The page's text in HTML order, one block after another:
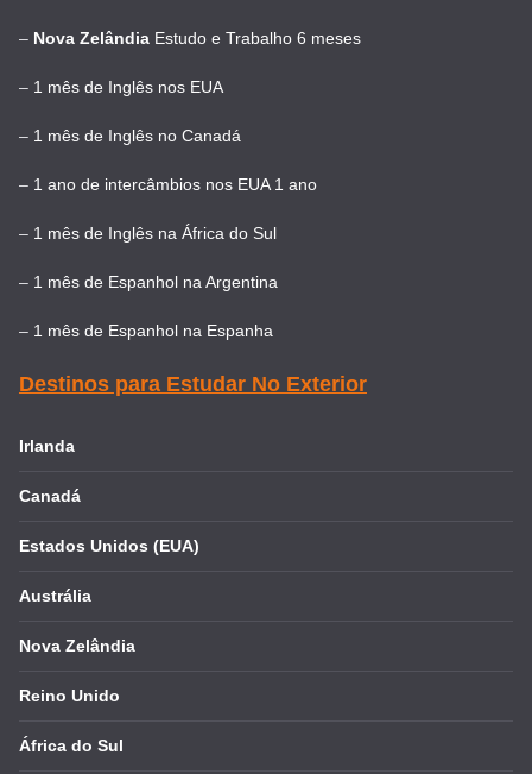
– Nova Zelândia Estudo e Trabalho 6 meses
– 1 mês de Inglês nos EUA
– 1 mês de Inglês no Canadá
– 1 ano de intercâmbios nos EUA 1 ano
– 1 mês de Inglês na África do Sul
– 1 mês de Espanhol na Argentina
– 1 mês de Espanhol na Espanha
Destinos para Estudar No Exterior
Irlanda
Canadá
Estados Unidos (EUA)
Austrália
Nova Zelândia
Reino Unido
África do Sul